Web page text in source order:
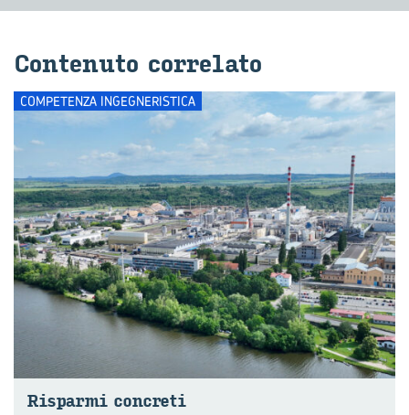
Con­te­nu­to cor­re­la­to
COMPETENZA INGEGNERISTICA
Ri­spar­mi con­cre­ti